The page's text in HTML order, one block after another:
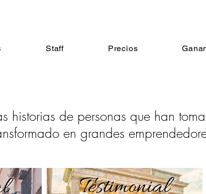
Staff Precios
historias de personas que han
en grandes